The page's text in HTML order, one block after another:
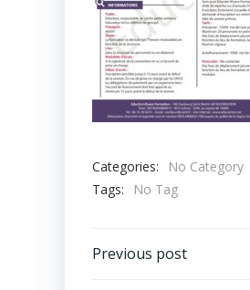
Categories:
No Category
Tags:
No Tag
Post
Previous post